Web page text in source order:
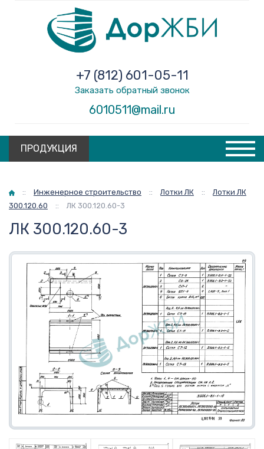
6010511@mail.ru
+7 (812) 601-05-11
Заказать обратный звонок
ПРОДУКЦИЯ
Главная
:: Инженерное строительство :: Лотки ЛК ::
Лотки ЛК
300.120.60
:: ЛК 300.120.60-3
ЛК 300.120.60-3